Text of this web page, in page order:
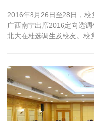
2016年8月26日至28日，校
广西南宁出席2016定向选
北大在桂选调生及校友。校